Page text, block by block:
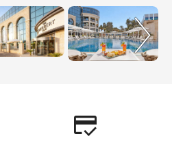
אליך
בשעות
הפעילות
credit_score